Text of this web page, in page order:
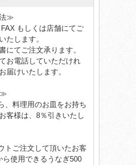
≫
FAX もしくは店舗にてご
たします。
にてご注文承ります。
お電話していただけれ
届けいたします。
≫
、料理用のお皿をお持ち
客様は、8％引きいたし
トご注文して頂いたお客
ら使用できるうなぎ500